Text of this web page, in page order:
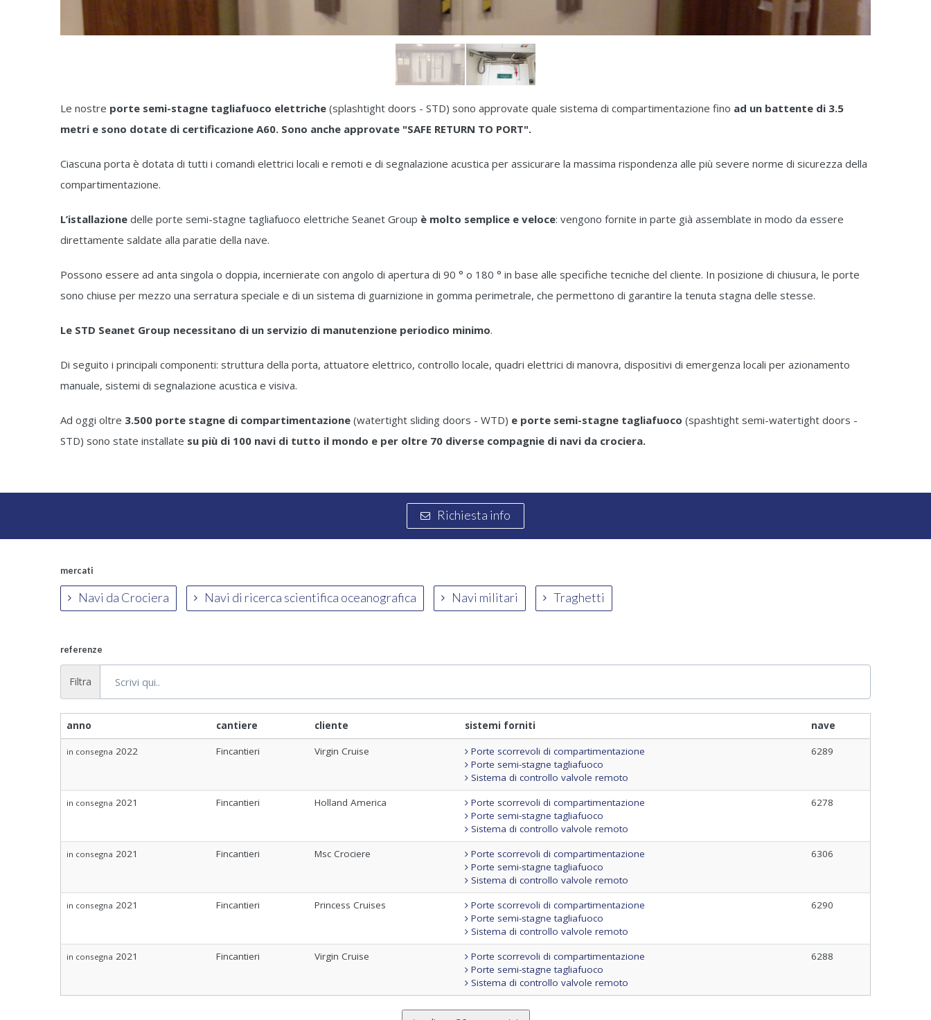
Le nostre porte semi-stagne tagliafuoco elettriche (splashtight doors - STD) sono approvate quale sistema di compartimentazione fino ad un battente di 3.5
metri e sono dotate di certificazione A60. Sono anche approvate "SAFE RETURN TO PORT".
Ciascuna porta è dotata di tutti i comandi elettrici locali e remoti e di segnalazione acustica per assicurare la massima rispondenza alle più severe norme di sicurezza della
compartimentazione.
L’istallazione delle porte semi-stagne tagliafuoco elettriche Seanet Group è molto semplice e veloce: vengono fornite in parte già assemblate in modo da essere
direttamente saldate alla paratie della nave.
Possono essere ad anta singola o doppia, incernierate con angolo di apertura di 90 ° o 180 ° in base alle specifiche tecniche del cliente. In posizione di chiusura, le porte
sono chiuse per mezzo una serratura speciale e di un sistema di guarnizione in gomma perimetrale, che permettono di garantire la tenuta stagna delle stesse.
Le STD Seanet Group necessitano di un servizio di manutenzione periodico minimo.
Di seguito i principali componenti: struttura della porta, attuatore elettrico, controllo locale, quadri elettrici di manovra, dispositivi di emergenza locali per azionamento
manuale, sistemi di segnalazione acustica e visiva.
Ad oggi oltre 3.500 porte stagne di compartimentazione (watertight sliding doors - WTD) e porte semi-stagne tagliafuoco (spashtight semi-watertight doors -
STD) sono state installate su più di 100 navi di tutto il mondo e per oltre 70 diverse compagnie di navi da crociera.
Richiesta info
mercati
Navi da Crociera Navi di ricerca scientifica oceanografica Navi militari Traghetti
referenze
Filtra
anno cantiere cliente sistemi forniti nave
in consegna 2022 Fincantieri Virgin Cruise
Porte scorrevoli di compartimentazione
Porte semi-stagne tagliafuoco
Sistema di controllo valvole remoto
6289
in consegna 2021 Fincantieri Holland America
Porte scorrevoli di compartimentazione
Porte semi-stagne tagliafuoco
Sistema di controllo valvole remoto
6278
in consegna 2021 Fincantieri Msc Crociere
Porte scorrevoli di compartimentazione
Porte semi-stagne tagliafuoco
Sistema di controllo valvole remoto
6306
in consegna 2021 Fincantieri Princess Cruises
Porte scorrevoli di compartimentazione
Porte semi-stagne tagliafuoco
Sistema di controllo valvole remoto
6290
in consegna 2021 Fincantieri Virgin Cruise
Porte scorrevoli di compartimentazione
Porte semi-stagne tagliafuoco
Sistema di controllo valvole remoto
6288